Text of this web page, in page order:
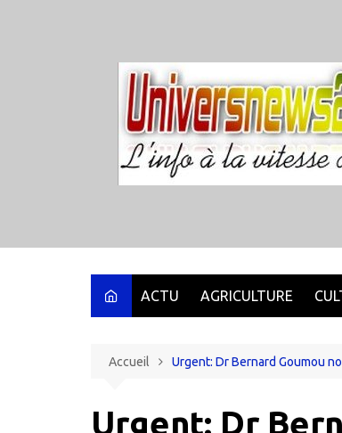
ACTU AGRICULTURE
Accueil Urgent: Dr Bernard Goumou
Urgent: Dr